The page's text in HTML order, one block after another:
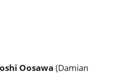
Oosawa (Damian